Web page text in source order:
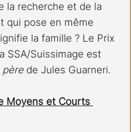
la recherche et de la
qui pose en même
la famille ? Le Prix
SSA/Suissimage est
père de Jules Guarneri.
Moyens et Courts